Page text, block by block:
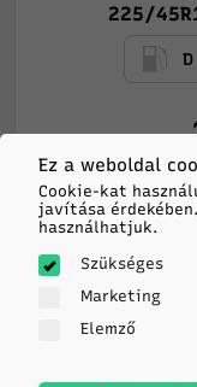
225/
D
- +
Ez a weboldal
Cookie-kat
javítása
használhatjuk.
Szükséges
Marketing
Elemző